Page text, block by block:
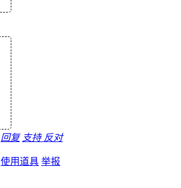
回复 支持 反对
使用道具 举报